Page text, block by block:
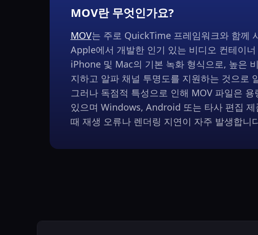
MOV란 무엇인가요?
MOV는 주로 QuickTime 프레임워크와 함께
Apple에서 개발한 인기 있는 비디오 컨테이
iPhone 및 Mac의 기본 녹화 형식으로, 높은
지하고 알파 채널 투명도를 지원하는 것으로
그러나 독점적 특성으로 인해 MOV 파일은 용
있으며 Windows, Android 또는 타사 편집 제
때 재생 오류나 렌더링 지연이 자주 발생합니